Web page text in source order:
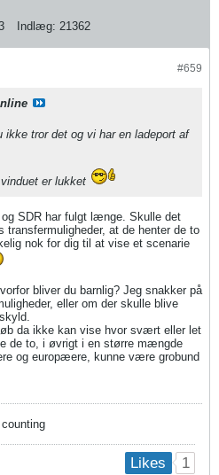
Indlæg: 21362
#659
ikke tror det og vi har en ladeport af
er lukket
SDR har fulgt længe. Skulle det
at de henter de to
nok for dig til at vise et scenarie
bliver du barnlig? Jeg snakker på
eller om der skulle blive
da ikke kan vise hvor svært eller let
de to, i øvrigt i en større mængde
og europæere, kunne være grobund
Likes 1